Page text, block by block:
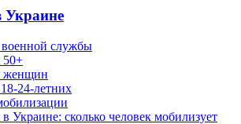
Украине
военной службы
50+
женщин
24-летних
Украине: сколько человек мобилизует